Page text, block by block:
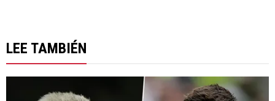
LEE TAMBIÉN